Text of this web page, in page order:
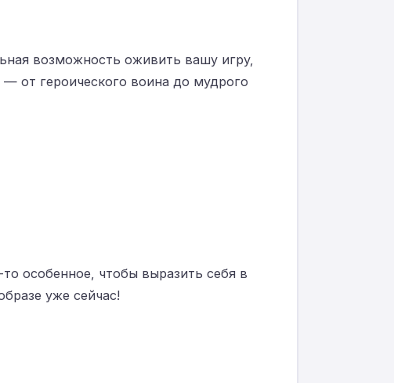
возможность оживить вашу игру,
от героического воина до мудрого
особенное, чтобы выразить себя в
уже сейчас!